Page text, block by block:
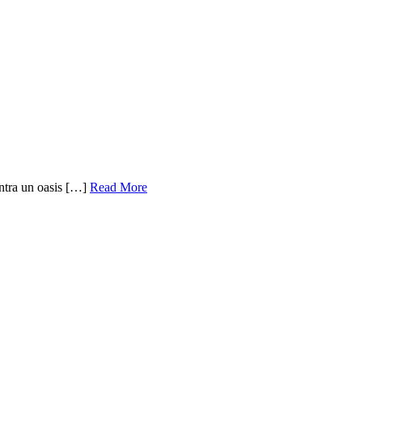
un oasis […] Read More